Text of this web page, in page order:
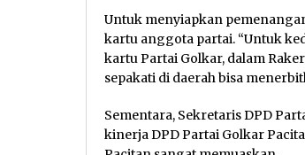
Untuk menyiapkan
kartu anggota partai. “Untuk
kartu Partai Golkar, dalam
sepakati di daerah bisa
Sementara, Sekretaris DPD
kinerja DPD Partai Golkar